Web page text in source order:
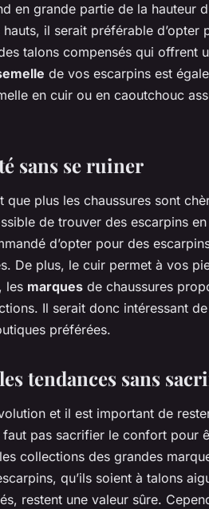
en grande partie de la hauteur
il serait préférable d’opter
talons compensés qui offrent
de vos escarpins est
en cuir ou en caoutchouc
sans se ruiner
que plus les chaussures sont
de trouver des escarpins
d’opter pour des
De plus, le cuir permet à vos
les marques de chaussures
Il serait donc intéressant
préférées.
tendances sans
et il est important de
pas sacrifier le confort pour
collections des grandes
qu’ils soient à talons
restent une valeur sûre.